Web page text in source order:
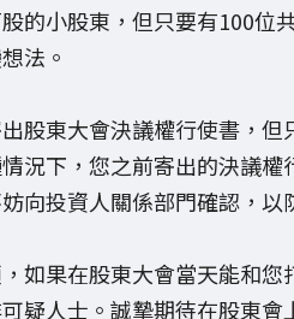
的小股東，但只要有100位
法。
股東大會決議權行使書，
況下，您之前寄出的決議
向投資人關係部門確認，以
如果在股東大會當天能和
疑人士。誠摯期待在股東會